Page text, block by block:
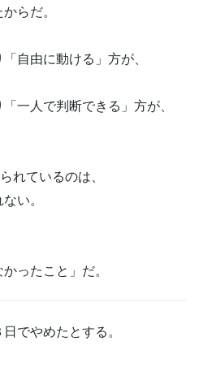
らだ。
自由に動ける」方が、
一人で判断できる」方が、
れているのは、
い。
ったこと」だ。
でやめたとする。